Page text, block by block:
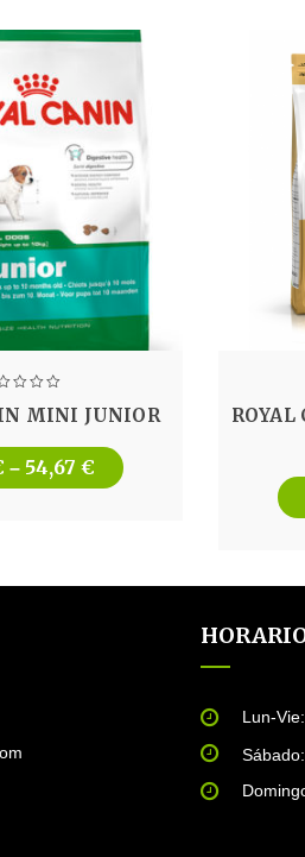
MINI JUNIOR
– 54,67 €
ROYAL
Lun-